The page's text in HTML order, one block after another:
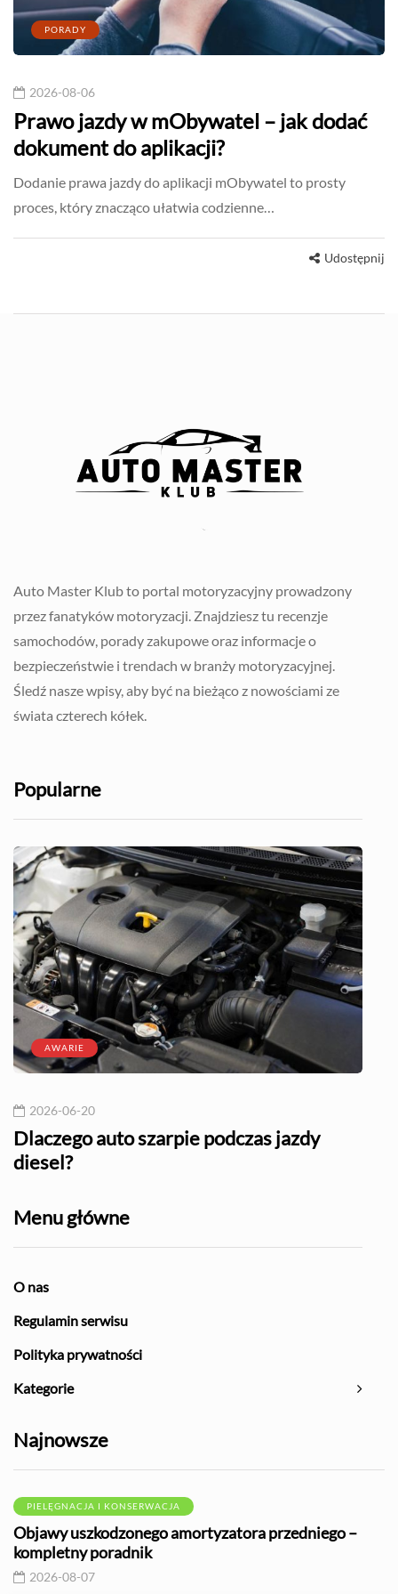
PORADY
2026-08-06
Prawo jazdy w mObywatel – jak dodać
dokument do aplikacji?
Dodanie prawa jazdy do aplikacji mObywatel to prosty
proces, który znacząco ułatwia codzienne…
Udostępnij
Auto Master Klub to portal motoryzacyjny prowadzony
przez fanatyków motoryzacji. Znajdziesz tu recenzje
samochodów, porady zakupowe oraz informacje o
bezpieczeństwie i trendach w branży motoryzacyjnej.
Śledź nasze wpisy, aby być na bieżąco z nowościami ze
świata czterech kółek.
Popularne
AWARIE
2026-06-20
Dlaczego auto szarpie podczas jazdy
diesel?
Menu główne
O nas
Regulamin serwisu
Polityka prywatności
Kategorie
Najnowsze
PIELĘGNACJA I KONSERWACJA
Objawy uszkodzonego amortyzatora przedniego –
kompletny poradnik
2026-08-07